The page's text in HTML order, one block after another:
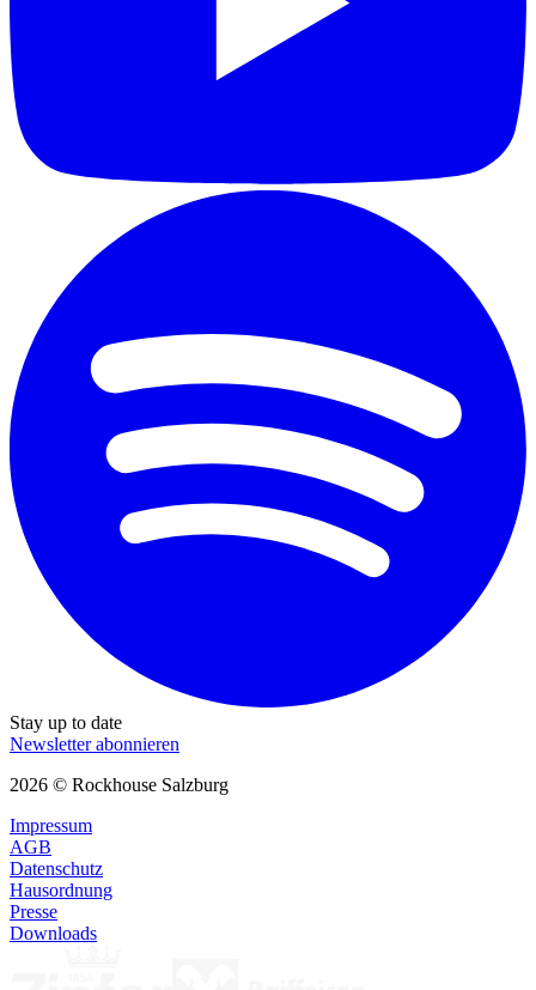
Stay up to date
Newsletter abonnieren
2026 © Rockhouse Salzburg
Impressum
AGB
Datenschutz
Hausordnung
Presse
Downloads